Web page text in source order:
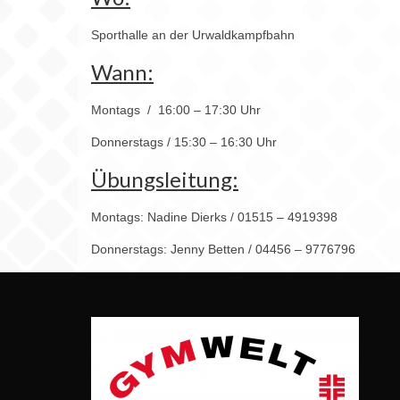
Sporthalle an der Urwaldkampfbahn
Wann:
Montags / 16:00 – 17:30 Uhr
Donnerstags / 15:30 – 16:30 Uhr
Übungsleitung:
Montags: Nadine Dierks / 01515 – 4919398
Donnerstags: Jenny Betten / 04456 – 9776796